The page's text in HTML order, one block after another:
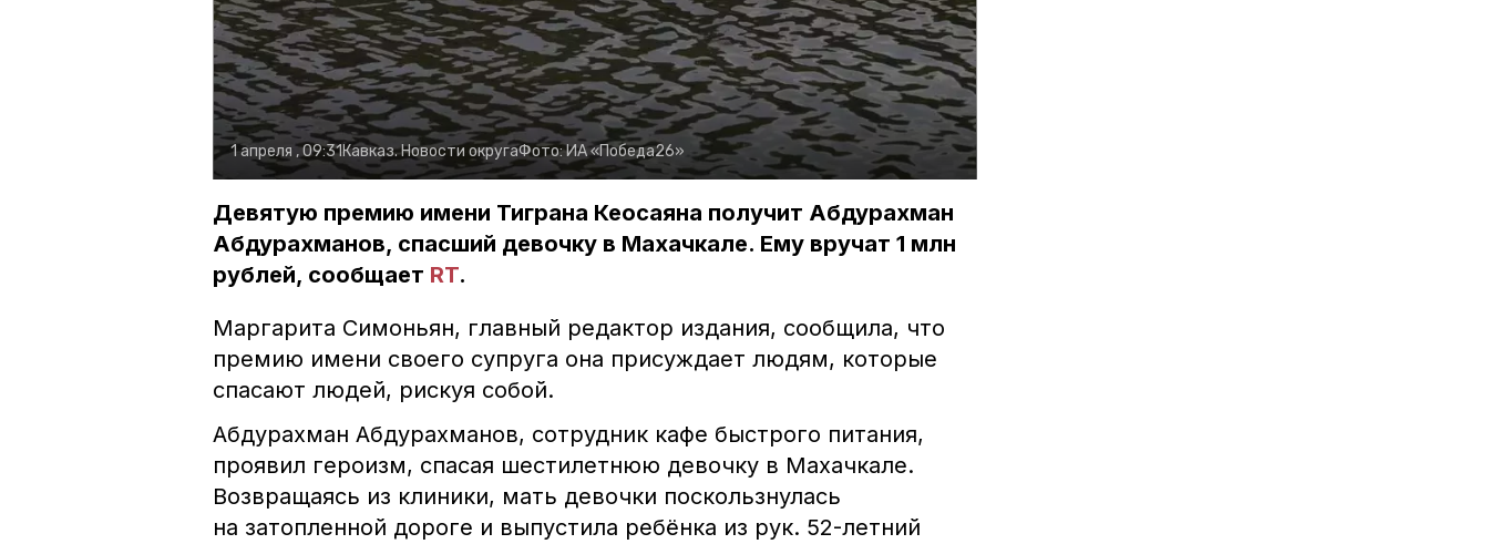
1 апреля , 09:31Кавказ. Новости округаФото:ИА «Победа26»
Девятую премию имени Тиграна Кеосаяна получит Абдурахман
Абдурахманов, спасший девочку в Махачкале. Ему вручат 1 млн
рублей, сообщает RT.
Маргарита Симоньян, главный редактор издания, сообщила, что
премию имени своего супруга она присуждает людям, которые
спасают людей, рискуя собой.
Абдурахман Абдурахманов, сотрудник кафе быстрого питания,
проявил героизм, спасая шестилетнюю девочку в Махачкале.
Возвращаясь из клиники, мать девочки поскользнулась
на затопленной дороге и выпустила ребёнка из рук. 52-летний